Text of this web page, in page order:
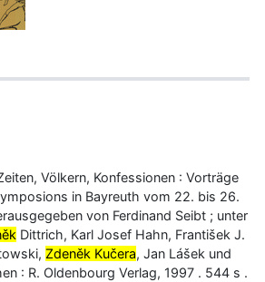
Völkern, Konfessionen : Vorträge
in Bayreuth vom 22. bis 26.
von Ferdinand Seibt ; unter
Dittrich, Karl Josef Hahn, František J.
Zdeněk Kučera, Jan Lášek und
: R. Oldenbourg Verlag, 1997 . 544 s .